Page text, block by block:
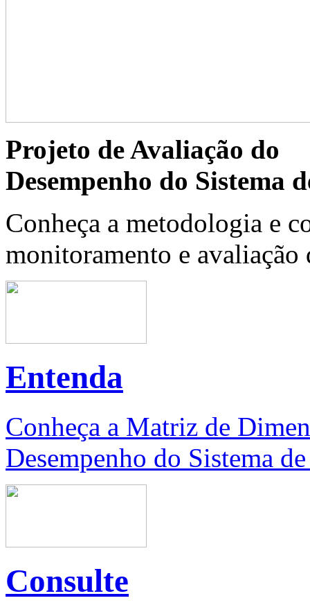
Projeto de Avaliação do
Desempenho do Sistema
Conheça a metodologia e
monitoramento e avaliação
Entenda
Conheça a Matriz de
Desempenho do Sistema
Consulte